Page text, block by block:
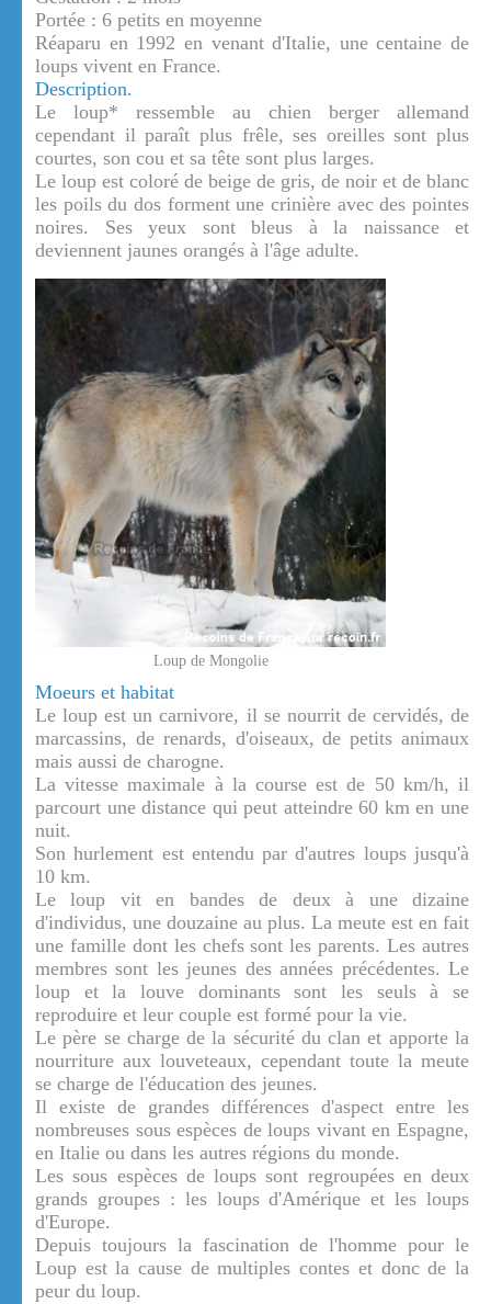
Portée : 6 petits en moyenne
Réaparu en 1992 en venant d'Italie, une centaine de
loups vivent en France.
Description.
Le loup* ressemble au chien berger allemand
cependant il paraît plus frêle, ses oreilles sont plus
courtes, son cou et sa tête sont plus larges.
Le loup est coloré de beige de gris, de noir et de blanc
les poils du dos forment une crinière avec des pointes
noires. Ses yeux sont bleus à la naissance et
deviennent jaunes orangés à l'âge adulte.
Loup de Mongolie
Moeurs et habitat
Le loup est un carnivore, il se nourrit de cervidés, de
marcassins, de renards, d'oiseaux, de petits animaux
mais aussi de charogne.
La vitesse maximale à la course est de 50 km/h, il
parcourt une distance qui peut atteindre 60 km en une
nuit.
Son hurlement est entendu par d'autres loups jusqu'à
10 km.
Le loup vit en bandes de deux à une dizaine
d'individus, une douzaine au plus. La meute est en fait
une famille dont les chefs sont les parents. Les autres
membres sont les jeunes des années précédentes. Le
loup et la louve dominants sont les seuls à se
reproduire et leur couple est formé pour la vie.
Le père se charge de la sécurité du clan et apporte la
nourriture aux louveteaux, cependant toute la meute
se charge de l'éducation des jeunes.
Il existe de grandes différences d'aspect entre les
nombreuses sous espèces de loups vivant en Espagne,
en Italie ou dans les autres régions du monde.
Les sous espèces de loups sont regroupées en deux
grands groupes : les loups d'Amérique et les loups
d'Europe.
Depuis toujours la fascination de l'homme pour le
Loup est la cause de multiples contes et donc de la
peur du loup.